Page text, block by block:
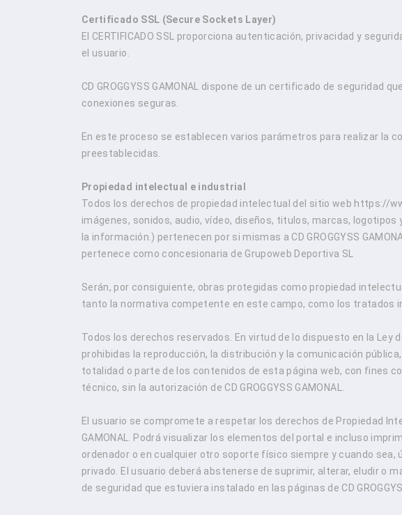
Certificado SSL (Secure Sockets Layer)
El CERTIFICADO SSL proporciona autenticación, privacidad y
el usuario.
CD GROGGYSS GAMONAL dispone de un certificado de seguridad
conexiones seguras.
En este proceso se establecen varios parámetros para realizar la
preestablecidas.
Propiedad intelectual e industrial
Todos los derechos de propiedad intelectual del sitio web https://
imágenes, sonidos, audio, vídeo, diseños, titulos, marcas,
la información.) pertenecen por si mismas a CD GROGGYSS
pertenece como concesionaria de Grupoweb Deportiva SL
Serán, por consiguiente, obras protegidas como propiedad
tanto la normativa competente en este campo, como los tratados
Todos los derechos reservados. En virtud de lo dispuesto en la Ley
prohibidas la reproducción, la distribución y la comunicación
totalidad o parte de los contenidos de esta página web, con fines
técnico, sin la autorización de CD GROGGYSS GAMONAL.
El usuario se compromete a respetar los derechos de Propiedad
GAMONAL. Podrá visualizar los elementos del portal e incluso
ordenador o en cualquier otro soporte físico siempre y cuando sea,
privado. El usuario deberá abstenerse de suprimir, alterar, eludir o
de seguridad que estuviera instalado en las páginas de CD